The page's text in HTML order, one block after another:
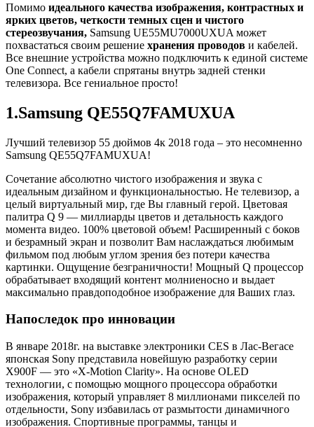
Помимо идеального качества изображения, контрастных и
ярких цветов, четкости темных сцен и чистого
стереозвучания, Samsung UE55MU7000UXUA может
похвастаться своим решение хранения проводов и кабелей.
Все внешние устройства можно подключить к единой системе
One Connect, а кабели спрятаны внутрь задней стенки
телевизора. Все гениальное просто!
1.Samsung QE55Q7FAMUXUA
Лучший телевизор 55 дюймов 4к 2018 года – это несомненно
Samsung QE55Q7FAMUXUA!
Сочетание абсолютно чистого изображения и звука с
идеальным дизайном и функциональностью. Не телевизор, а
целый виртуальный мир, где Вы главный герой. Цветовая
палитра Q 9 — миллиарды цветов и детальность каждого
момента видео. 100% цветовой объем! Расширенный с боков
и безрамный экран и позволит Вам наслаждаться любимым
фильмом под любым углом зрения без потери качества
картинки. Ощущение безграничности! Мощный Q процессор
обрабатывает входящий контент молниеносно и выдает
максимально правдоподобное изображение для Ваших глаз.
Напоследок про инновации
В январе 2018г. на выставке электроники CES в Лас-Вегасе
японская Sony представила новейшую разработку серии
X900F — это «X-Motion Clarity». На основе OLED
технологии, с помощью мощного процессора обработки
изображения, который управляет 8 миллионами пикселей по
отдельности, Sony избавилась от размытости динамичного
изображения. Спортивные программы, танцы и